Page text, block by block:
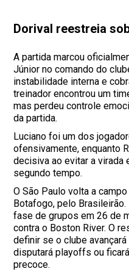
Dorival reestreia
A partida marcou
Júnior no comando do
instabilidade interna e
treinador encontrou um
mas perdeu controle
da partida.
Luciano foi um dos
ofensivamente, enquanto
decisiva ao evitar a
segundo tempo.
O São Paulo volta a
Botafogo, pelo Brasileirão.
fase de grupos em 26 de
contra o Boston River. O
definir se o clube
disputará playoffs ou
precoce.